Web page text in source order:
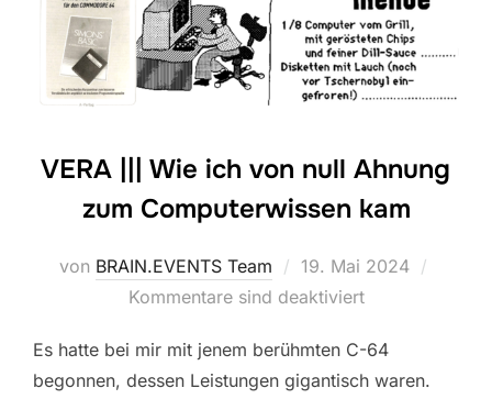
VERA ||| Wie ich von null Ahnung
zum Computerwissen kam
von BRAIN.EVENTS Team
Veröffentlicht
am
19. Mai 2024
Kommentare sind deaktiviert
Es hatte bei mir mit jenem berühmten C-64
begonnen, dessen Leistungen gigantisch waren.